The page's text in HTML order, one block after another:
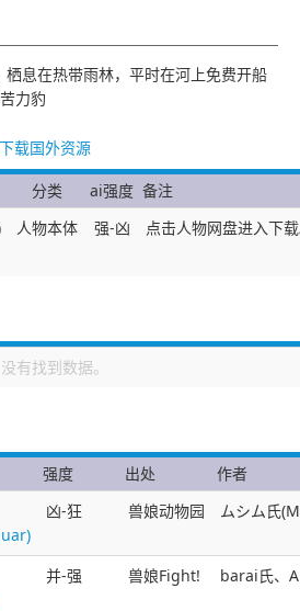
息在热带雨林，平时在河上免费开船
力豹
载国外资源
分类 ai强度 备注
人物本体 强-凶 点击人物网盘进入下
没有找到数据。
强度 出处
作者
凶-狂 兽娘动物园 ムシム氏
并-强 兽娘Fight! barai氏、